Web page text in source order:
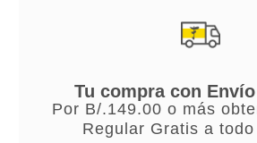
Tu compra con Envío
Por B/.149.00 o más
Regular Gratis a